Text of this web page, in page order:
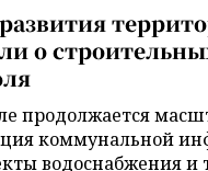
о
продолжается
коммунальной
водоснабжения и